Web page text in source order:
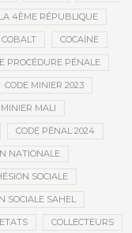
4ÈME RÉPUBLIQUE
COBALT COCAÏNE
PROCÉDURE PÉNALE
CODE MINIER 2023
MINIER MALI
CODE PÉNAL 2024
NATIONALE
SOCIALE
SOCIALE SAHEL
COLLECTEURS